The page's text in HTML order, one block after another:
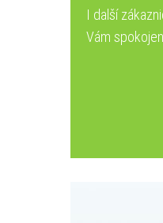
I další
Vám